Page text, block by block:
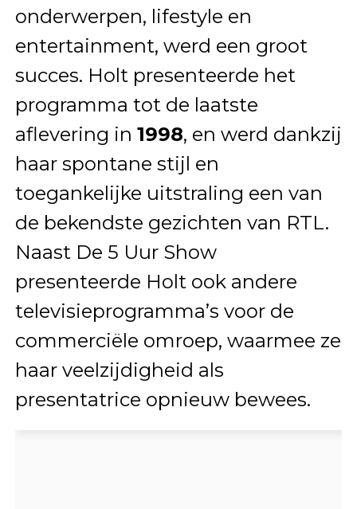
onderwerpen, lifestyle en
entertainment, werd een groot
succes. Holt presenteerde het
programma tot de laatste
aflevering in 1998, en werd dankzij
haar spontane stijl en
toegankelijke uitstraling een van
de bekendste gezichten van RTL.
Naast De 5 Uur Show
presenteerde Holt ook andere
televisieprogramma’s voor de
commerciële omroep, waarmee ze
haar veelzijdigheid als
presentatrice opnieuw bewees.